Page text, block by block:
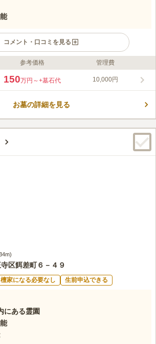
コメント・口コミを見る
メント
区にある梅松院墓苑は、臨済宗の方が眠ることがで
な時間を故人と過ごせるのも嬉しいポイントです。
なりにたくさんあり、花は霊園内でも買えるのでい
参考価格 管理費
150万円～+墓石代 10,000円
お墓の詳細を見る
)
区餌差町６－４９
檀家になる必要なし 生前申込できる
にある霊園